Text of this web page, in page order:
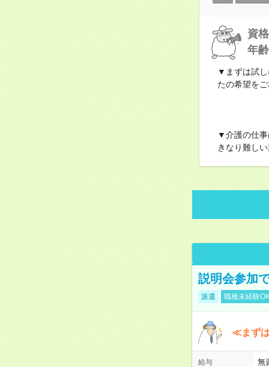
資
年
▼まずは試し
たの希望を
▼介護の仕事
きなり難し
説明会参加
派遣 職種未経験
≪まず
給与 無